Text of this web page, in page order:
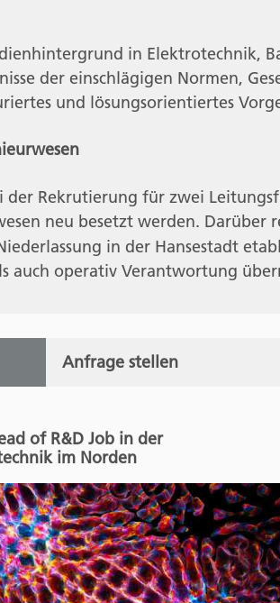
in Elektrotechnik,
der einschlägigen Normen,
und lösungsorientiertes
Rekrutierung für zwei
neu besetzt werden.
in der Hansestadt
auch operativ Verantwortung
Anfrage stellen
of R&D Job in der
im Norden